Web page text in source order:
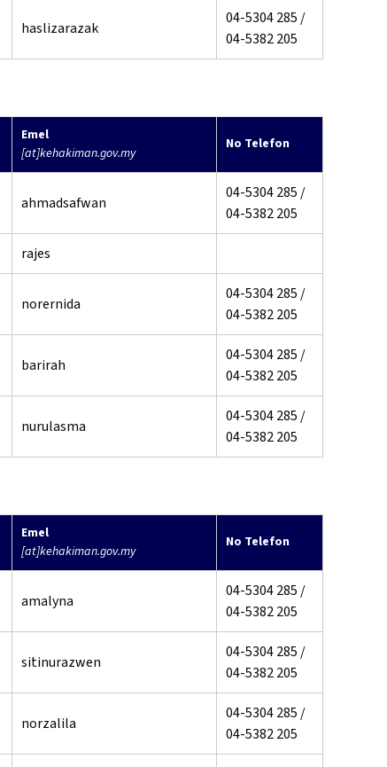
haslizarazak
04-5304 285 /
04-5382 205
Emel
[at]kehakiman.gov.my
No Telefon
ahmadsafwan
04-5304 285 /
04-5382 205
rajes
norernida
04-5304 285 /
04-5382 205
barirah
04-5304 285 /
04-5382 205
nurulasma
04-5304 285 /
04-5382 205
Emel
[at]kehakiman.gov.my
No Telefon
amalyna
04-5304 285 /
04-5382 205
sitinurazwen
04-5304 285 /
04-5382 205
norzalila
04-5304 285 /
04-5382 205